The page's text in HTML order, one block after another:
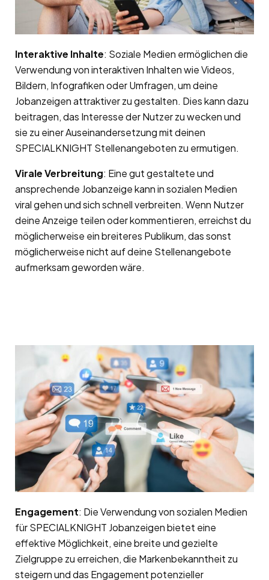
Interaktive Inhalte: Soziale Medien ermöglichen die
Verwendung von interaktiven Inhalten wie Videos,
Bildern, Infografiken oder Umfragen, um deine
Jobanzeigen attraktiver zu gestalten. Dies kann dazu
beitragen, das Interesse der Nutzer zu wecken und
sie zu einer Auseinandersetzung mit deinen
SPECIALKNIGHT Stellenangeboten zu ermutigen.
Virale Verbreitung: Eine gut gestaltete und
ansprechende Jobanzeige kann in sozialen Medien
viral gehen und sich schnell verbreiten. Wenn Nutzer
deine Anzeige teilen oder kommentieren, erreichst du
möglicherweise ein breiteres Publikum, das sonst
möglicherweise nicht auf deine Stellenangebote
aufmerksam geworden wäre.
Engagement: Die Verwendung von sozialen Medien
für SPECIALKNIGHT Jobanzeigen bietet eine
effektive Möglichkeit, eine breite und gezielte
Zielgruppe zu erreichen, die Markenbekanntheit zu
steigern und das Engagement potenzieller